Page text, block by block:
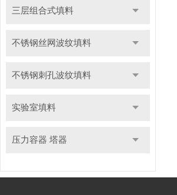
三层组合式填料
不锈钢丝网波纹填料
不锈钢刺孔波纹填料
实验室填料
压力容器 塔器